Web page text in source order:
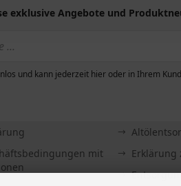
exklusive Angebote und
und kann jederzeit hier oder in Ihrem
mit